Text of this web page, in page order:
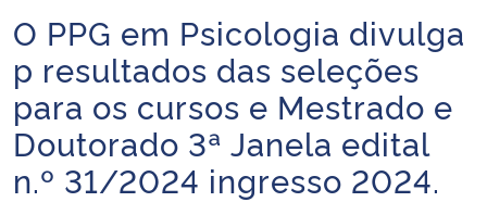
Ministério da Agricultura, Pecuária e Abastecimento
Ministério da Educação
Ministério da Cidadania
Início do conteúdo
O PPG em Psicologia divulga
p resultados das seleções
para os cursos e Mestrado e
Doutorado 3ª Janela edital
n.º 31/2024 ingresso 2024.